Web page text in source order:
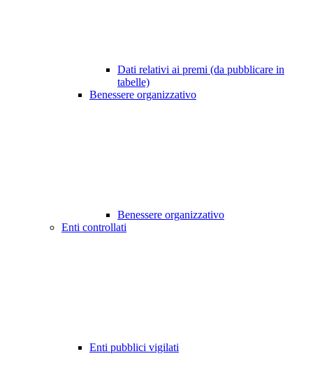
Dati relativi ai premi (da pubblicare in
tabelle)
Benessere organizzativo
Benessere organizzativo
Enti controllati
Enti pubblici vigilati